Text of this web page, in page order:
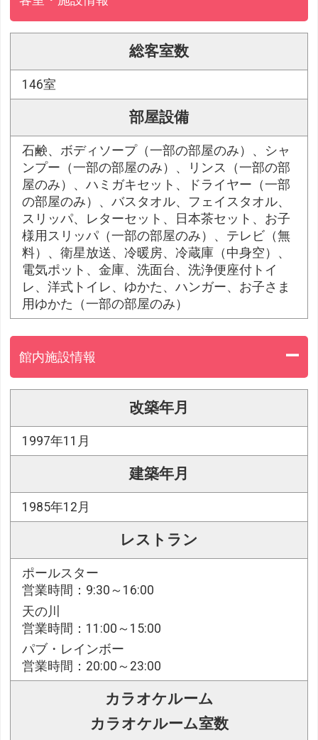
総客室数
146室
部屋設備
石鹸、ボディソープ（一部の部屋のみ）、シャ
ンプー（一部の部屋のみ）、リンス（一部の部
屋のみ）、ハミガキセット、ドライヤー（一部
の部屋のみ）、バスタオル、フェイスタオル、
スリッパ、レターセット、日本茶セット、お子
様用スリッパ（一部の部屋のみ）、テレビ（無
料）、衛星放送、冷暖房、冷蔵庫（中身空）、
電気ポット、金庫、洗面台、洗浄便座付トイ
レ、洋式トイレ、ゆかた、ハンガー、お子さま
用ゆかた（一部の部屋のみ）
館内施設情報
改築年月
1997年11月
建築年月
1985年12月
レストラン
ポールスター
営業時間：9:30～16:00
天の川
営業時間：11:00～15:00
パブ・レインボー
営業時間：20:00～23:00
カラオケルーム
カラオケルーム室数